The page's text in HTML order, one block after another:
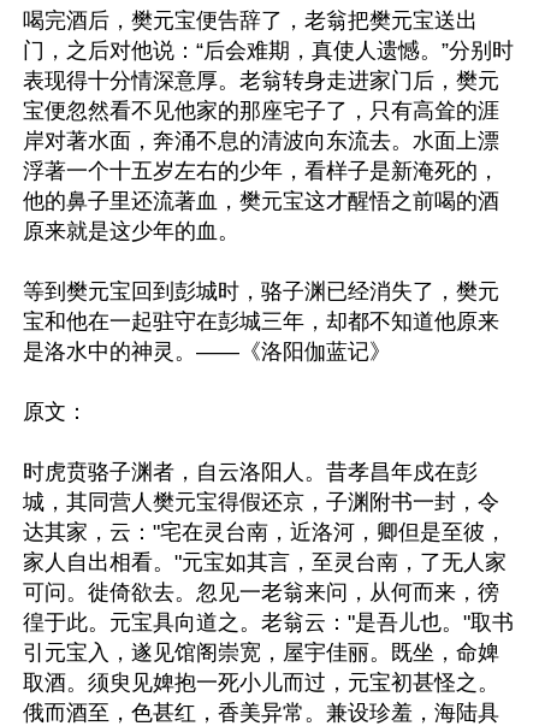
喝完酒后，樊元宝便告辞了，老翁把樊元宝送出
门，之后对他说：“后会难期，真使人遗憾。”分别时
表现得十分情深意厚。老翁转身走进家门后，樊元
宝便忽然看不见他家的那座宅子了，只有高耸的涯
岸对著水面，奔涌不息的清波向东流去。水面上漂
浮著一个十五岁左右的少年，看样子是新淹死的，
他的鼻子里还流著血，樊元宝这才醒悟之前喝的酒
原来就是这少年的血。
等到樊元宝回到彭城时，骆子渊已经消失了，樊元
宝和他在一起驻守在彭城三年，却都不知道他原来
是洛水中的神灵。——《洛阳伽蓝记》
原文：
时虎贲骆子渊者，自云洛阳人。昔孝昌年戍在彭
城，其同营人樊元宝得假还京，子渊附书一封，令
达其家，云："宅在灵台南，近洛河，卿但是至彼，
家人自出相看。"元宝如其言，至灵台南，了无人家
可问。徙倚欲去。忽见一老翁来问，从何而来，徬
徨于此。元宝具向道之。老翁云："是吾儿也。"取书
引元宝入，遂见馆阁崇宽，屋宇佳丽。既坐，命婢
取酒。须臾见婢抱一死小儿而过，元宝初甚怪之。
俄而酒至，色甚红，香美异常。兼设珍羞，海陆具